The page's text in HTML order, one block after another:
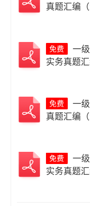
真题汇编
一级建造师水利水电工程管理与
实务真题
一级建造师机电工程管理与实务
真题汇编
一级建造师市政公用工程管理与
实务真题